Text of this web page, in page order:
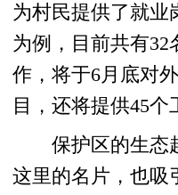
为村民提供了就业
为例，目前共有32
作，将于6月底对
目，还将提供45个
保护区的生态
这里的名片，也吸